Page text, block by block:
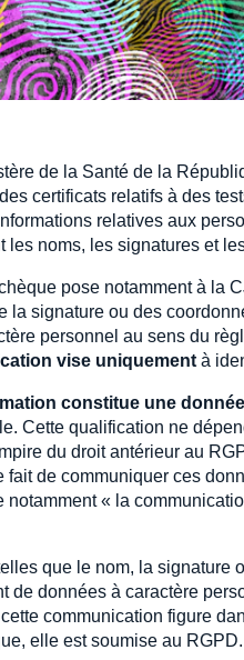
de la Santé de la
certificats relatifs à des
relatives aux
les noms, les signatures et
pose notamment à la
la signature ou des
personnel au sens du
vise uniquement à
constitue une
Cette qualification ne
du droit antérieur au
de communiquer ces
notamment « la
que le nom, la signature
de données à caractère
cette communication figure
elle est soumise au RGPD.